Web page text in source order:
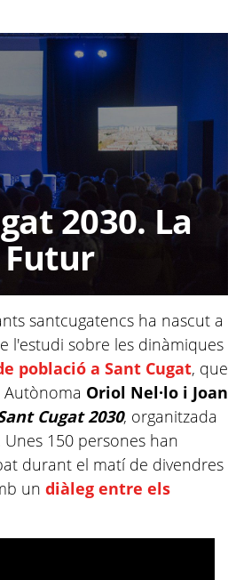
2030. La
santcugatencs ha nascut a
l'estudi sobre les dinàmiques
població a Sant Cugat, que
Autònoma Oriol Nel·lo i Joan
Cugat 2030, organitzada
Unes 150 persones han
durant el matí de divendres
undiàleg entre els